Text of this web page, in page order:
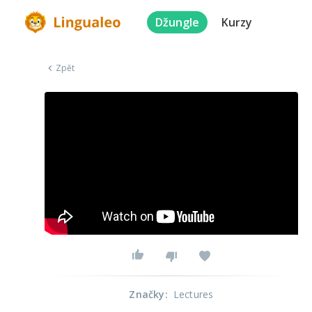
Džungle Kurzy
Zpět
Značky: Lectures